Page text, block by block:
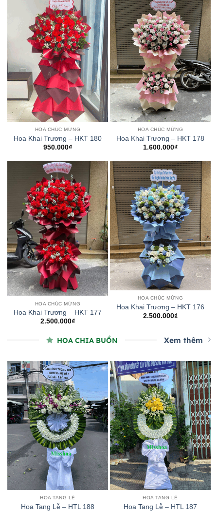
HOA CHÚC MỪNG
Hoa Khai Trương – HKT 180
950.000₫
HOA CHÚC MỪNG
Hoa Khai Trương – HKT 178
1.600.000₫
HOA CHÚC MỪNG
Hoa Khai Trương – HKT 177
2.500.000₫
HOA CHÚC MỪNG
Hoa Khai Trương – HKT 176
2.500.000₫
HOA CHIA BUỒN Xem thêm
HOA TANG LỄ
Hoa Tang Lễ – HTL 188
HOA TANG LỄ
Hoa Tang Lễ – HTL 187